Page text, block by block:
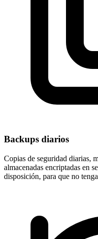
Backups diarios
Copias de seguridad diarias,
almacenadas encriptadas en
disposición, para que no